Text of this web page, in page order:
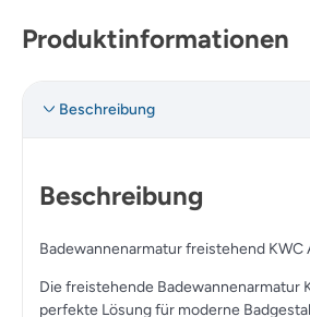
Produktinformationen
Beschreibung
Beschreibung
Badewannenarmatur freistehend KWC
Die freistehende Badewannenarmatur
perfekte Lösung für moderne